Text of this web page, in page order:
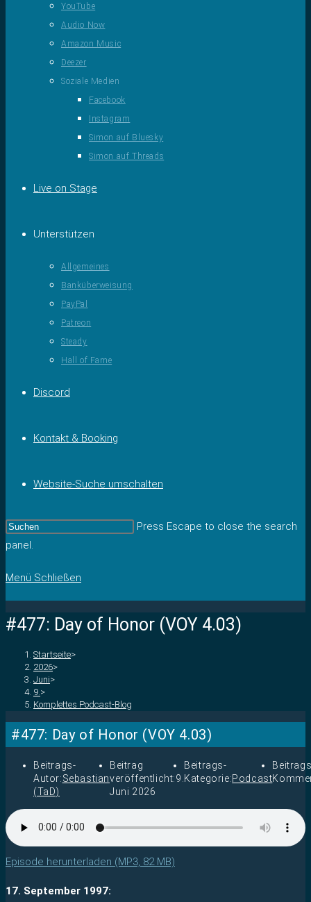
YouTube
Audio Now
Amazon Music
Deezer
Soziale Medien
Facebook
Instagram
Simon auf Bluesky
Simon auf Threads
Live on Stage
Unterstützen
Allgemeines
Banküberweisung
PayPal
Patreon
Steady
Hall of Fame
Discord
Kontakt & Booking
Website-Suche umschalten
Press Escape to close the search
panel.
Menü Schließen
#477: Day of Honor (VOY 4.03)
Startseite>
2026>
Juni>
9. >
Komplettes Podcast-Blog
#477: Day of Honor (VOY 4.03)
Beitrags-
Autor:Sebastian
(TaD)
Beitrag
veröffentlicht:9.
Juni 2026
Beitrags-
Kategorie:Podcast
Episode herunterladen (MP3, 82 MB)
17. September 1997: